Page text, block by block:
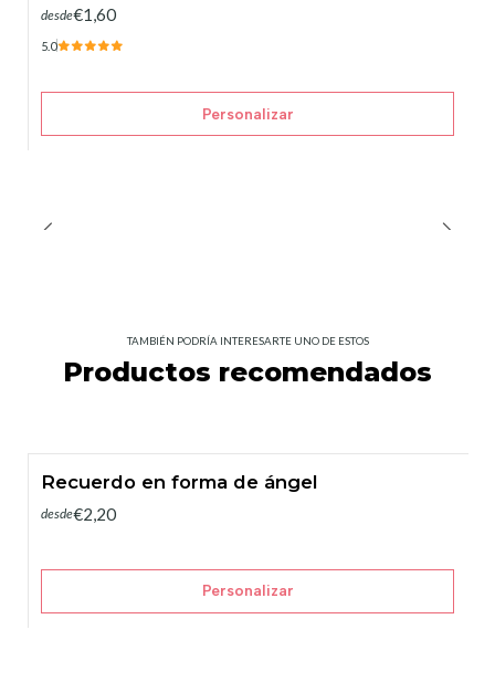
desde€1,60
5.0
Personalizar
TAMBIÉN PODRÍA INTERESARTE UNO DE ESTOS
Productos recomendados
Recuerdo en forma de ángel
desde€2,20
Personalizar